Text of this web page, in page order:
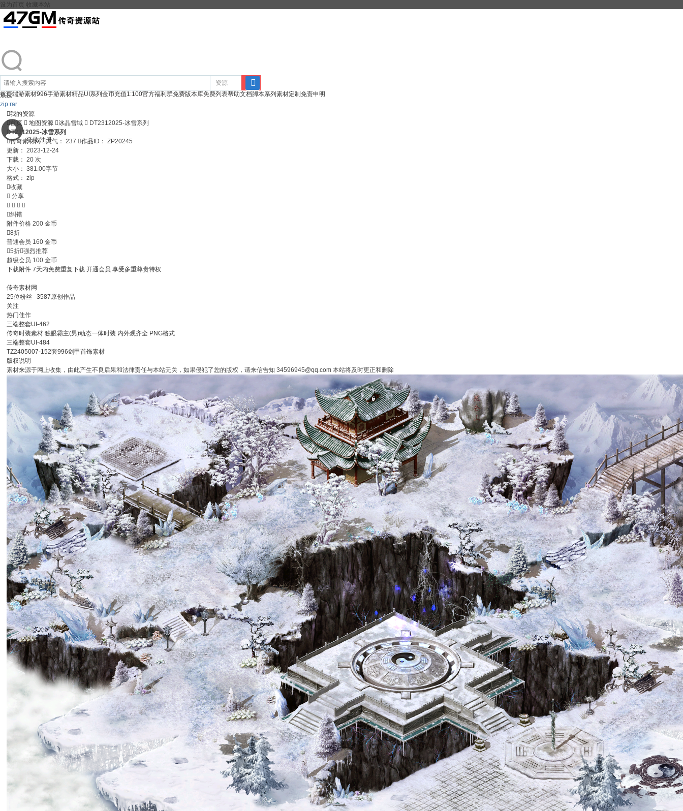
设为首页 收藏本站
资源
搜
热搜:
zip rar
登录 注册
首页端游素材996手游素材精品UI系列 金币充值1:100官方福利群免费版本库免费列表帮助文档脚本系列 素材定制 免责申明
我的资源
首页  地图资源 冰晶雪域  DT2312025-冰雪系列
DT2312025-冰雪系列
传奇素材网 人气：237 作品ID：ZP20245
更新：
2023-12-24
下载：
20 次
大小：
381.00字节
格式：
zip
收藏
 分享
   
纠错
附件价格200 金币
8折
普通会员 160 金币
5折强烈推荐
超级会员 100 金币
下载附件 7天内免费重复下载 开通会员 享受多重尊贵特权
传奇素材网
25位粉丝 3587原创作品
关注
热门佳作
三端整套UI-462
传奇时装素材 独眼霸主(男)动态一体时装 内外观齐全 PNG格式
三端整套UI-484
TZ2405007-152套996剑甲首饰素材
版权说明
素材来源于网上收集，由此产生不良后果和法律责任与本站无关，如果侵犯了您的版权，请来信告知 34596945@qq.com 本站将及时更正和删除